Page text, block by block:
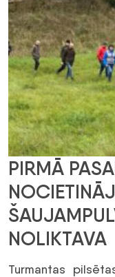
PIRMĀ
NOLIKTAVA
Turmantas